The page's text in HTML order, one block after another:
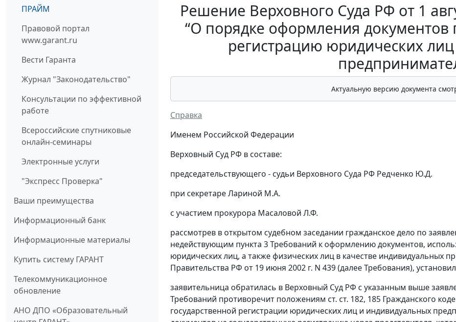
ПРАЙМ
Правовой портал
www.garant.ru
Вести Гаранта
Журнал "Законодательство"
Консультации по эффективной
работе
Всероссийские спутниковые
онлайн-семинары
Электронные услуги
"Экспресс Проверка"
Ваши преимущества
Информационный банк
Информационные материалы
Купить систему ГАРАНТ
Телекоммуникационное
обновление
АНО ДПО «Образовательный
Решение Верховного Суда РФ от 1
“О порядке оформления документов
регистрацию юридических
Актуальную версию документа
Справка
Именем Российской Федерации
Верховный Суд РФ в составе:
председательствующего - судьи Верховного Суда РФ Редченко Ю.Д.
при секретаре Лариной М.А.
с участием прокурора Масаловой Л.Ф.
рассмотрев в открытом судебном заседании гражданское дело по
недействующим пункта 3 Требований к оформлению документов,
юридических лиц, а также физических лиц в качестве индивидуальных
Правительства РФ от 19 июня 2002 г. N 439 (далее Требования),
заявительница обратилась в Верховный Суд РФ с указанным выше
Требований противоречит положениям ст. ст. 182, 185 Гражданского
государственной регистрации юридических лиц и индивидуальных